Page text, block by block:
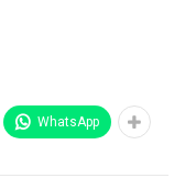
WhatsApp